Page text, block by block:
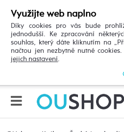
Využijte web naplno
Díky cookies pro vás bude
jednodušší. Ke zpracování
souhlas, který dáte kliknutím na
načtou jen nezbytně nutné
jejich nastavení